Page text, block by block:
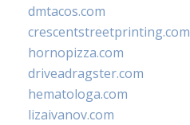
dmtacos.com
crescentstreetprinting.com
hornopizza.com
driveadragster.com
hematologa.com
lizaivanov.com